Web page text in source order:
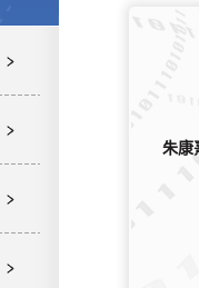
朱康